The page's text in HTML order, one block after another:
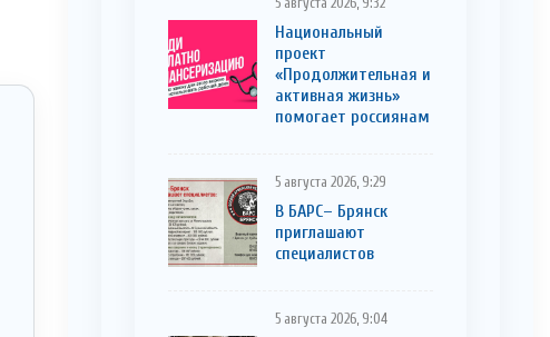
5 августа 2026, 9:32
Национальный
проект
«Продолжительная и
активная жизнь»
помогает россиянам
5 августа 2026, 9:29
В БАРС– Брянcк
приглaшают
cпециaлистoв
5 августа 2026, 9:04